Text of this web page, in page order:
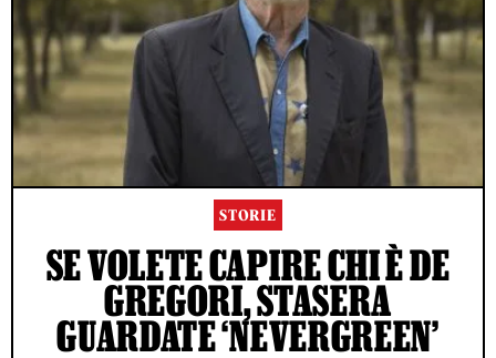
STORIE
SE VOLETE CAPIRE CHI È DE
GREGORI, STASERA
GUARDATE ‘NEVERGREEN’